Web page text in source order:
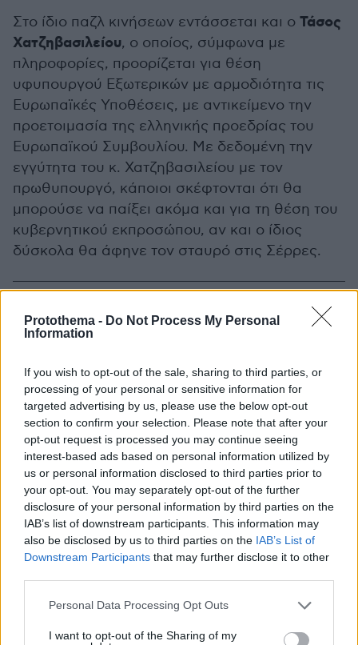
Protothema - Do Not Process My Personal
Information
If you wish to opt-out of the sale, sharing to third parties, or
processing of your personal or sensitive information for
targeted advertising by us, please use the below opt-out
section to confirm your selection. Please note that after your
opt-out request is processed you may continue seeing
interest-based ads based on personal information utilized by
us or personal information disclosed to third parties prior to
your opt-out. You may separately opt-out of the further
disclosure of your personal information by third parties on the
IAB’s list of downstream participants. This information may
also be disclosed by us to third parties on the IAB’s List of
Downstream Participants that may further disclose it to other
Please note that this website/app uses one or more Google
not limited to your visit or usage behaviour. You may click to
Personal Data Processing Opt Outs
I want to opt-out of the Sharing of my
Στο ίδιο παζλ κινήσεων εντάσσεται και ο Τάσος
Χατζηβασιλείου, ο οποίος, σύμφωνα με
πληροφορίες, προορίζεται για θέση
υφυπουργού Εξωτερικών με αρμοδιότητα τις
Ευρωπαϊκές Υποθέσεις, με αντικείμενο την
προετοιμασία της ελληνικής προεδρίας του
Ευρωπαϊκού Συμβουλίου. Με δεδομένη την
εγγύτητα του κ. Χατζηβασιλείου με τον
πρωθυπουργό, κάποιοι σκέφτονται ότι θα
μπορούσε να παίξει ακόμα και για τη θέση του
κυβερνητικού εκπροσώπου, αν και ο ίδιος
δύσκολα θα άφηνε τον σταυρό στις Σέρρες.
Σχετικά Άρθρα
protothema.gr στο Google News
και μάθετε πρώτοι όλες τις ειδήσεις
και τον Κόσμο, τη στιγμή που συμβαίνουν, στο
Protothema.gr